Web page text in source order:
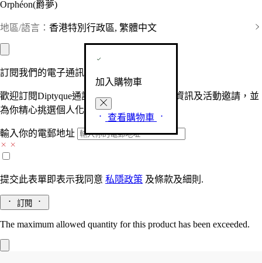
Orphéon(爵夢)
地區/語言： 香港特別行政區, 繁體中文
加入購物車
查看購物車
訂閱我們的電子通訊
歡迎訂閱Diptyque通訊，接收品牌最新產品資訊及活動邀請，並
為你精心挑選個人化的驚喜及禮物。
輸入你的電郵地址
提交此表單即表示我同意 私隱政策 及條款及細則.
訂閱
The maximum allowed quantity for this product has been exceeded.